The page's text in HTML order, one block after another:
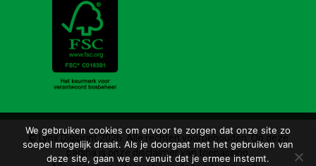
© Lynx Digiprint 2026. Alle rechten voorbehouden. Op deze
pagina is onze disclaimer van toepassing.
We gebruiken cookies om ervoor te zorgen dat onze site zo
soepel mogelijk draait. Als je doorgaat met het gebruiken van
deze site, gaan we er vanuit dat je ermee instemt.